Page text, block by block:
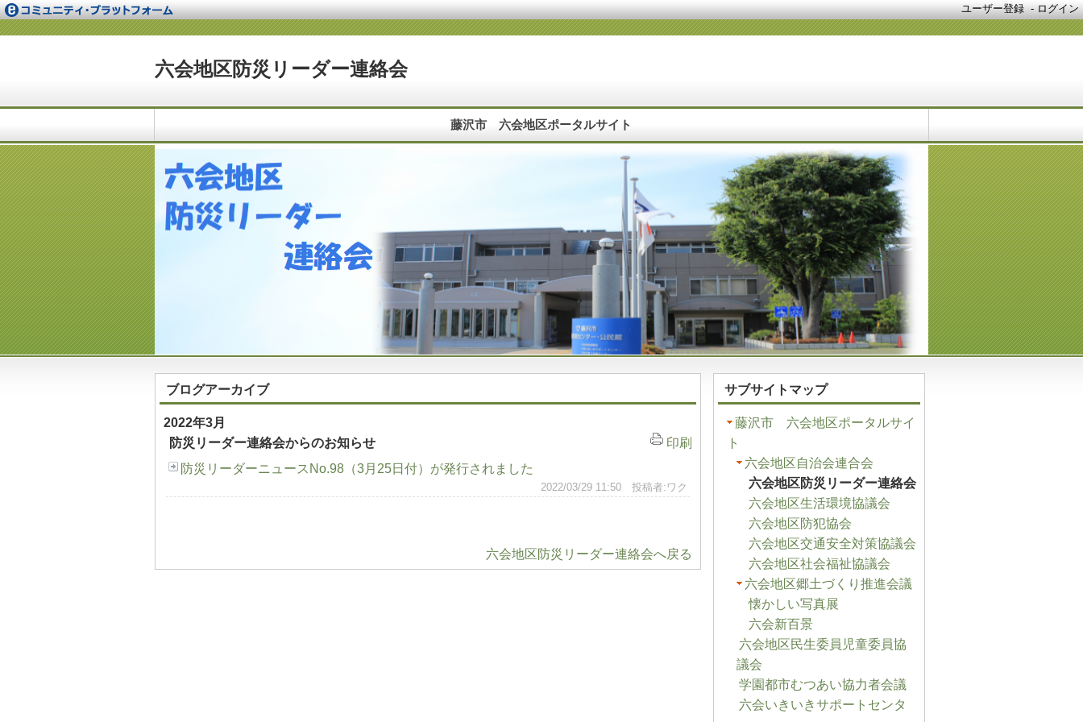
ユーザー登録 -ログイン
六会地区防災リーダー連絡会
藤沢市 六会地区ポータルサイト
ブログアーカイブ
2022年3月
印刷
防災リーダー連絡会からのお知らせ
防災リーダーニュースNo.98（3月25日付）が発行されました
2022/03/29 11:50 投稿者:ワク
六会地区防災リーダー連絡会へ戻る
サブサイトマップ
藤沢市 六会地区ポータルサイ
ト
六会地区自治会連合会
六会地区防災リーダー連絡会
六会地区生活環境協議会
六会地区防犯協会
六会地区交通安全対策協議会
六会地区社会福祉協議会
六会地区郷土づくり推進会議
懐かしい写真展
六会新百景
六会地区民生委員児童委員協
議会
学園都市むつあい協力者会議
六会いきいきサポートセンタ